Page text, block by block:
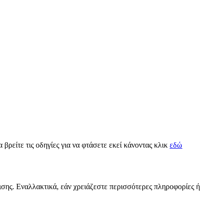
τις οδηγίες για να φτάσετε εκεί κάνοντας κλικ εδώ
Εναλλακτικά, εάν χρειάζεστε περισσότερες πληροφορίες ή